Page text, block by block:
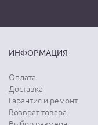
ИНФОРМАЦИЯ
Оплата
Доставка
Гарантия и ремонт
Возврат товара